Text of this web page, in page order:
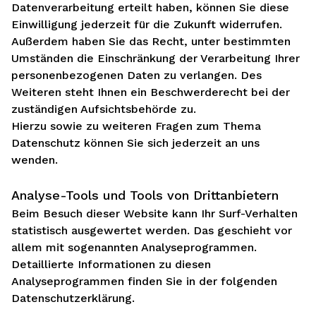
Datenverarbeitung erteilt haben, können Sie diese
Einwilligung jederzeit für die Zukunft widerrufen.
Außerdem haben Sie das Recht, unter bestimmten
Umständen die Einschränkung der Verarbeitung Ihrer
personenbezogenen Daten zu verlangen. Des
Weiteren steht Ihnen ein Beschwerderecht bei der
zuständigen Aufsichtsbehörde zu.
Hierzu sowie zu weiteren Fragen zum Thema
Datenschutz können Sie sich jederzeit an uns
wenden.
Analyse-Tools und Tools von Dritt­anbietern
Beim Besuch dieser Website kann Ihr Surf-Verhalten
statistisch ausgewertet werden. Das geschieht vor
allem mit sogenannten Analyseprogrammen.
Detaillierte Informationen zu diesen
Analyseprogrammen finden Sie in der folgenden
Datenschutzerklärung.